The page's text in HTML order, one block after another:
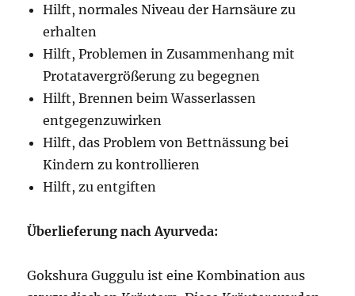
Hilft, normales Niveau der Harnsäure zu
erhalten
Hilft, Problemen in Zusammenhang mit
Protatavergrößerung zu begegnen
Hilft, Brennen beim Wasserlassen
entgegenzuwirken
Hilft, das Problem von Bettnässung bei
Kindern zu kontrollieren
Hilft, zu entgiften
Überlieferung nach Ayurveda:
Gokshura Guggulu ist eine Kombination aus